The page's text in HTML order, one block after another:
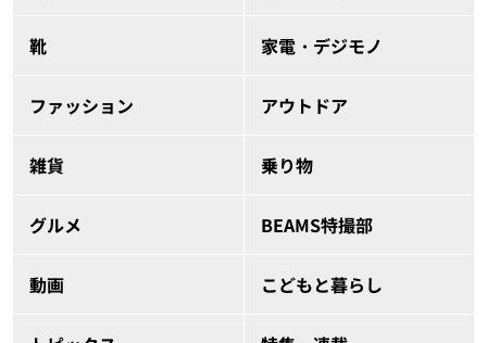
靴 家電・デジモノ
ファッション アウトドア
雑貨 乗り物
グルメ BEAMS特撮部
動画 こどもと暮らし